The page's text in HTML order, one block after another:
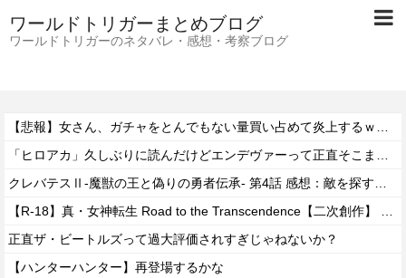
ワールドトリガーまとめブログ
ワールドトリガーのネタバレ・感想・考察ブログ
正直ザ・ビートルズって過大評価されすぎじゃねないか？
【ハンターハンター】再登場するかな